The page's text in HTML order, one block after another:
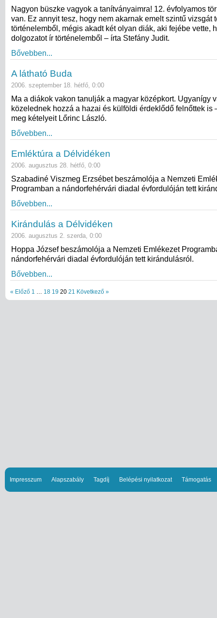
Nagyon büszke vagyok a tanítványaimra! 12. évfolyamos
van. Ez annyit tesz, hogy nem akarnak emelt szintű vizsgát
történelemből, mégis akadt két olyan diák, aki fejébe vette,
dolgozatot ír történelemből – írta Stefány Judit.
Bővebben...
A látható Buda
2006. szeptember 18. hétfő, 0:00
Ma a diákok vakon tanulják a magyar középkort. Ugyanígy
közelednek hozzá a hazai és külföldi érdeklődő felnőttek is
meg kételyeit Lőrinc László.
Bővebben...
Emléktúra a Délvidéken
2006. augusztus 28. hétfő, 0:00
Szabadiné Viszmeg Erzsébet beszámolója a Nemzeti
Programban a nándorfehérvári diadal évfordulóján tett
Bővebben...
Kirándulás a Délvidéken
2006. augusztus 2. szerda, 0:00
Hoppa József beszámolója a Nemzeti Emlékezet
nándorfehérvári diadal évfordulóján tett kirándulásról.
Bővebben...
« Előző 1 18 19 20 21 Következő »
Impresszum Alapszabály Tagdíj Belépési nyilatkozat Támogatás